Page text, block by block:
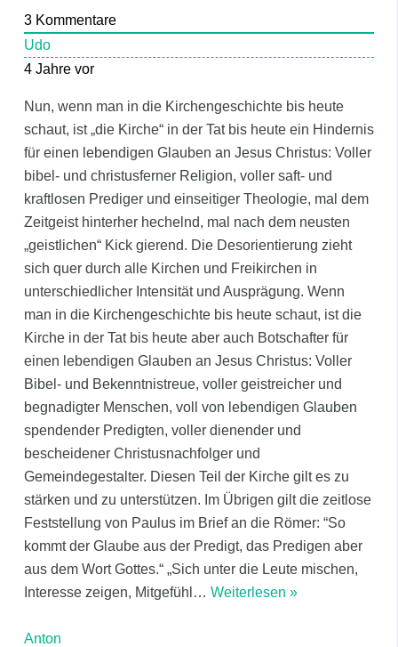
3Kommentare
Udo
4 Jahre vor
Nun, wenn man in die Kirchengeschichte bis heute
schaut, ist „die Kirche“ in der Tat bis heute ein Hindernis
für einen lebendigen Glauben an Jesus Christus: Voller
bibel- und christusferner Religion, voller saft- und
kraftlosen Prediger und einseitiger Theologie, mal dem
Zeitgeist hinterher hechelnd, mal nach dem neusten
„geistlichen“ Kick gierend. Die Desorientierung zieht
sich quer durch alle Kirchen und Freikirchen in
unterschiedlicher Intensität und Ausprägung. Wenn
man in die Kirchengeschichte bis heute schaut, ist die
Kirche in der Tat bis heute aber auch Botschafter für
einen lebendigen Glauben an Jesus Christus: Voller
Bibel- und Bekenntnistreue, voller geistreicher und
begnadigter Menschen, voll von lebendigen Glauben
spendender Predigten, voller dienender und
bescheidener Christusnachfolger und
Gemeindegestalter. Diesen Teil der Kirche gilt es zu
stärken und zu unterstützen. Im Übrigen gilt die zeitlose
Feststellung von Paulus im Brief an die Römer: “So
kommt der Glaube aus der Predigt, das Predigen aber
aus dem Wort Gottes.“ „Sich unter die Leute mischen,
Interesse zeigen, Mitgefühl … Weiterlesen »
Anton